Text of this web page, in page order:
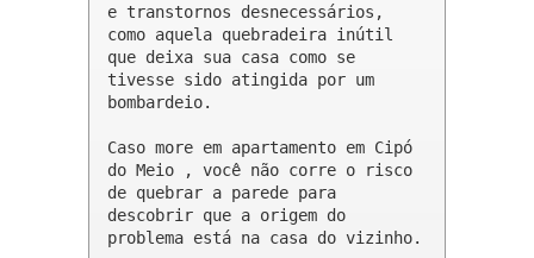
e transtornos desnecessários,
como aquela quebradeira inútil
que deixa sua casa como se
tivesse sido atingida por um
bombardeio.
Caso more em apartamento em Cipó
do Meio , você não corre o risco
de quebrar a parede para
descobrir que a origem do
problema está na casa do vizinho.